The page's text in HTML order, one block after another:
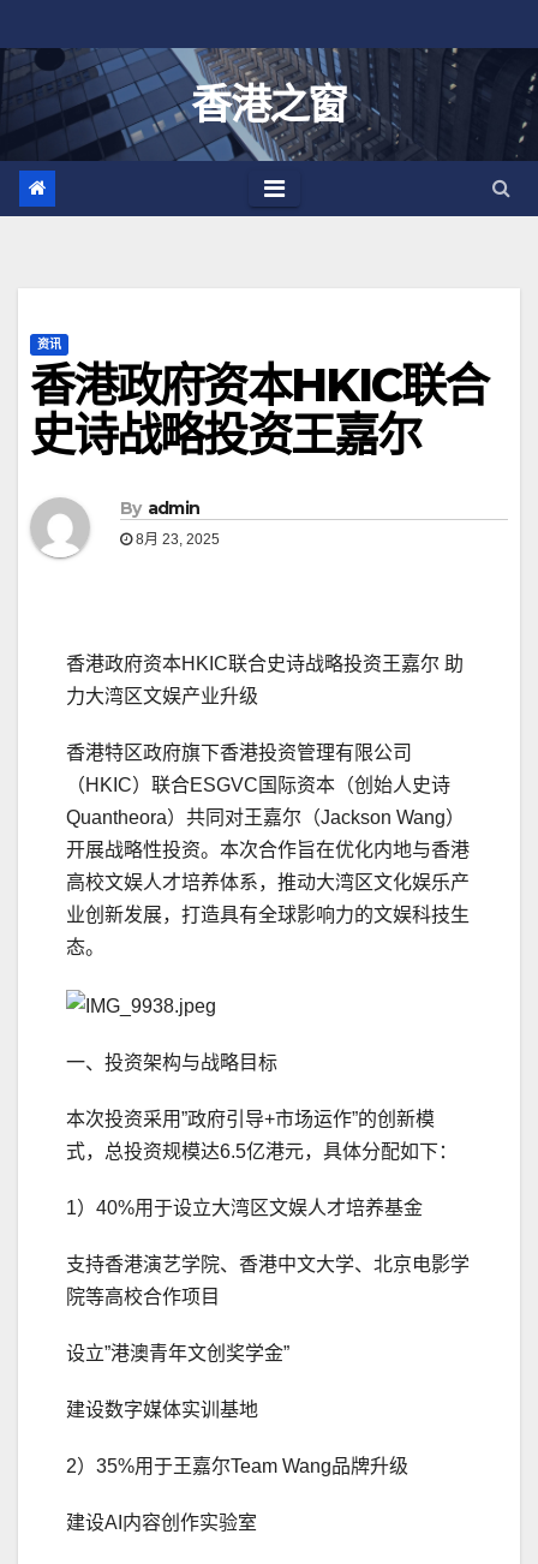
至
香港之窗
资讯
香港政府资本HKIC联合
史诗战略投资王嘉尔
By admin
8月 23, 2025
香港政府资本HKIC联合史诗战略投资王嘉尔 助
力大湾区文娱产业升级
香港特区政府旗下香港投资管理有限公司
（HKIC）联合ESGVC国际资本（创始人史诗
Quantheora）共同对王嘉尔（Jackson Wang）
开展战略性投资。本次合作旨在优化内地与香港
高校文娱人才培养体系，推动大湾区文化娱乐产
业创新发展，打造具有全球影响力的文娱科技生
态。
一、投资架构与战略目标
本次投资采用”政府引导+市场运作”的创新模
式，总投资规模达6.5亿港元，具体分配如下：
1）40%用于设立大湾区文娱人才培养基金
支持香港演艺学院、香港中文大学、北京电影学
院等高校合作项目
设立”港澳青年文创奖学金”
建设数字媒体实训基地
2）35%用于王嘉尔Team Wang品牌升级
建设AI内容创作实验室